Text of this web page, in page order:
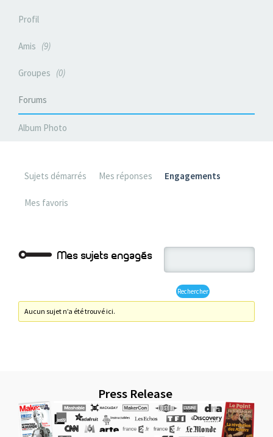
Profil
Amis 9
Groupes 0
Forums
Album Photo
Sujets démarrés Mes réponses Engagements
Mes favoris
Mes sujets engagés
Aucun sujet n’a été trouvé ici.
Press Release